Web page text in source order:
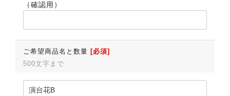
（確認用）
ご希望商品名と数量 [必須]
500文字まで